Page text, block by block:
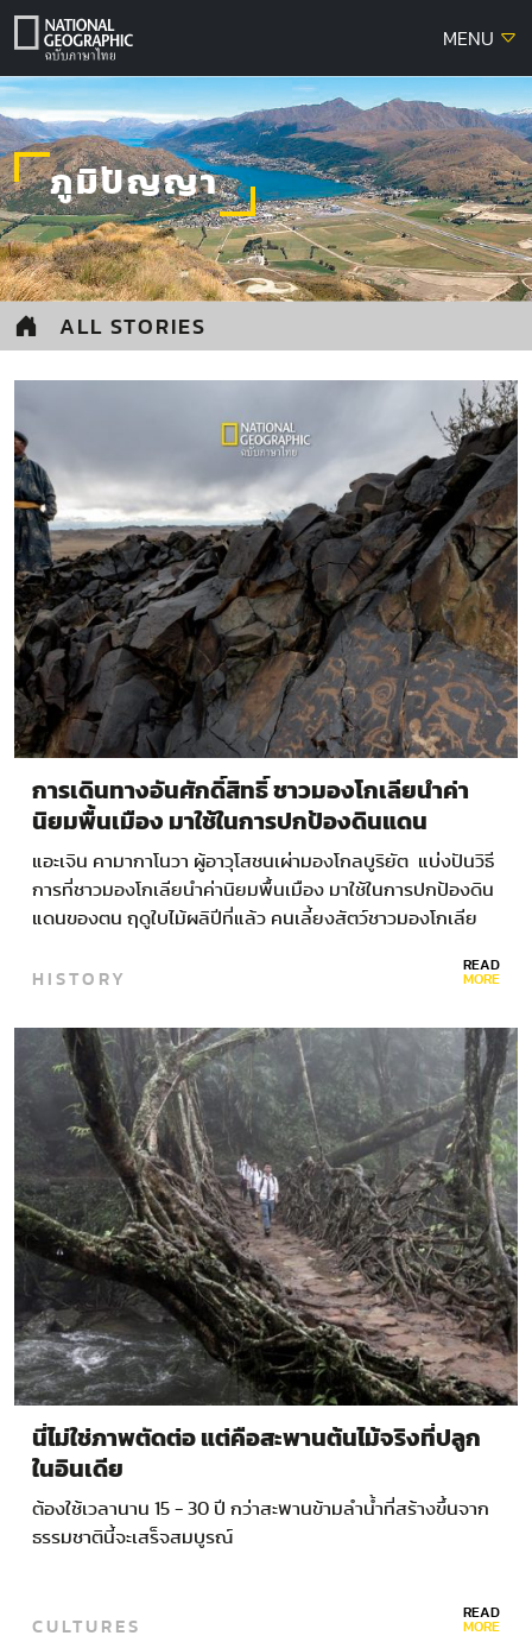
Skip
MENU
ภูมิปัญญา
ALL STORIES
การเดินทางอันศักดิ์สิทธิ์ ชาวมองโกเลียนำค่า
นิยมพื้นเมือง มาใช้ในการปกป้องดินแดน
แอะเจิน คามากาโนวา ผู้อาวุโสชนเผ่ามองโกลบูริยัต แบ่งปันวิธี
การที่ชาวมองโกเลียนำค่านิยมพื้นเมือง มาใช้ในการปกป้องดิน
แดนของตน ฤดูใบไม้ผลิปีที่แล้ว คนเลี้ยงสัตว์ชาวมองโกเลีย
HISTORY READ
MORE
นี่ไม่ใช่ภาพตัดต่อ แต่คือสะพานต้นไม้จริงที่ปลูก
ในอินเดีย
ต้องใช้เวลานาน 15 - 30 ปี กว่าสะพานข้ามลำน้ำที่สร้างขึ้นจาก
ธรรมชาตินี้จะเสร็จสมบูรณ์
CULTURES READ
MORE